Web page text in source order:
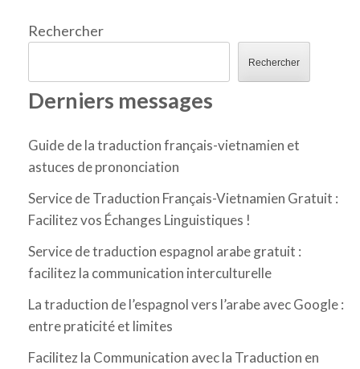
Rechercher
Rechercher
Derniers messages
Guide de la traduction français-vietnamien et
astuces de prononciation
Service de Traduction Français-Vietnamien Gratuit :
Facilitez vos Échanges Linguistiques !
Service de traduction espagnol arabe gratuit :
facilitez la communication interculturelle
La traduction de l’espagnol vers l’arabe avec Google :
entre praticité et limites
Facilitez la Communication avec la Traduction en